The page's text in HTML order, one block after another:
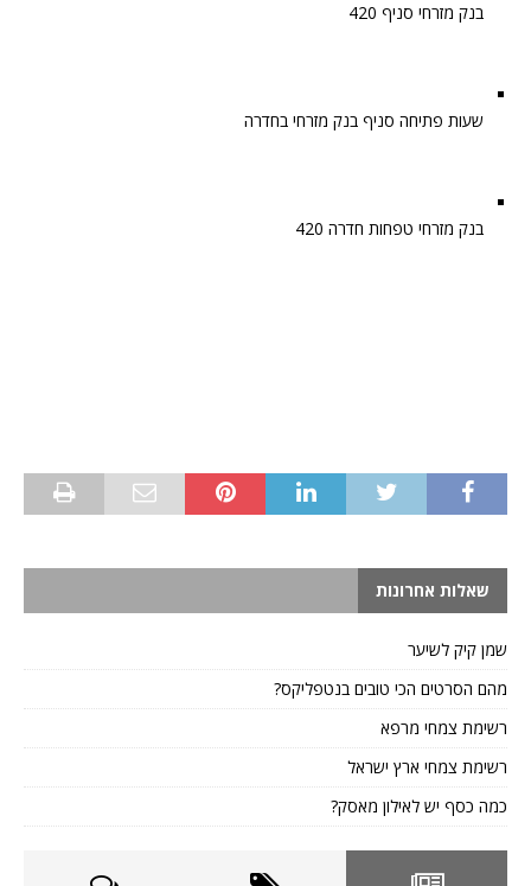
בנק מזרחי סניף 420
שעות פתיחה סניף בנק מזרחי בחדרה
בנק מזרחי טפחות חדרה 420
שאלות אחרונות
שמן קיק לשיער
מהם הסרטים הכי טובים בנטפליקס?
רשימת צמחי מרפא
רשימת צמחי ארץ ישראל
כמה כסף יש לאילון מאסק?